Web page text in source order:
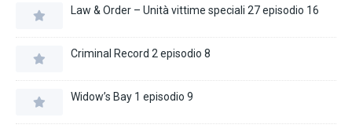
Law & Order – Unità vittime speciali 27 episodio 16
Criminal Record 2 episodio 8
Widow’s Bay 1 episodio 9